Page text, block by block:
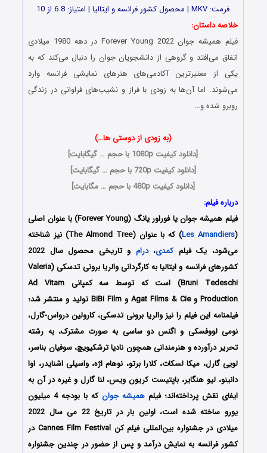
فرمت: MKV | محصول کشور فرانسه و ایتالیا | امتیاز: 6.8 از 10
خلاصه داستان:
فیلم همیشه جوان Forever Young 2022 در دهه 1980 میلادی
اتفاق می‌افتد و گروهی از دانشجویان جوان را دنبال می‌کند که به
یکی از معتبرترین آکادمی‌های هنرهای نمایشی فرانسه وارد
می‌شوند. اما آن‌ها به زودی با فراز و نشیب‌های فراوانی در زندگی
روبرو شده و…
(به زودی از دوستی ها…)
[دانلود کیفیت 1080p با حجم … گیگابایت
]
[دانلود کیفیت 720p با حجم … گیگابایت
]
[دانلود کیفیت 480p با حجم … مگابایت
]
درباره فیلم:
فیلم همیشه جوان یا فوراور یانگ (Forever Young) با عنوان اصلی
(
Les Amandiers
) که با عنوان (The Almond Tree) نیز شناخته
می‌شود، یک فیلمکمدی،درام
و تاریخی محصول سال 2022
کشورهای فرانسه و ایتالیا به کارگردانی والریا برونی تدسکی (Valeria
Bruni Tedeschi) است که توسط سه کمپانی‌ Ad Vitam
Production و Agat Films & Cie و BiBi Film تولید و منتشر شد؛
فیلمنامه این فیلم را نیز والریا برونی تدسکی، کارولین درواس-گارل،
نومی لووفسکی و اگنس دو ساسی به صورت مشترک، به رشته
تحریر درآورده و هنرمندانی همچون نادیا ترشکیویچ، سوفیان بناسر،
لویی گارل، میکا لسکات، کلارا برتو، نوهام اژه، واسیلی اشنایدر، اوا
دانینو، لیو هنگایر، باپتیست کریون ویس، لنا گارل و غیره در آن به
ایفای نقش پرداخته‌اند؛ فیلمهمیشه جوان
که با بودجه 4 میلیون
یورو ساخته شده است، اولین بار در تاریخ 22 می سال 2022
میلادی در جشنواره بین‌المللی فیلم کن Cannes Film Festival در
کشور فرانسه به نمایش درآمد و پس از حضور در چندین جشنواره